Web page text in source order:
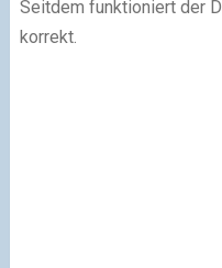
Seitdem funktioniert der
korrekt.